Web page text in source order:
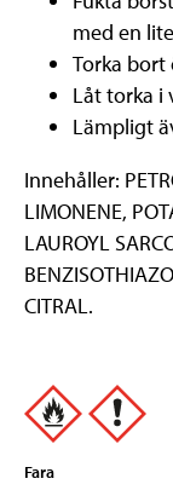
med en
Torka
Låt torka i
Lämpligt
Innehåller:
LIMONENE,
LAUROYL
CITRAL.
Fara